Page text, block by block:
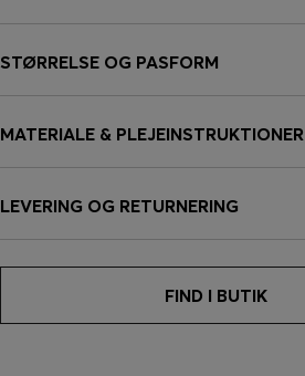
STØRRELSE OG PASFORM
MATERIALE & PLEJEINSTRUKTIONER
LEVERING OG RETURNERING
FIND I BUTIK